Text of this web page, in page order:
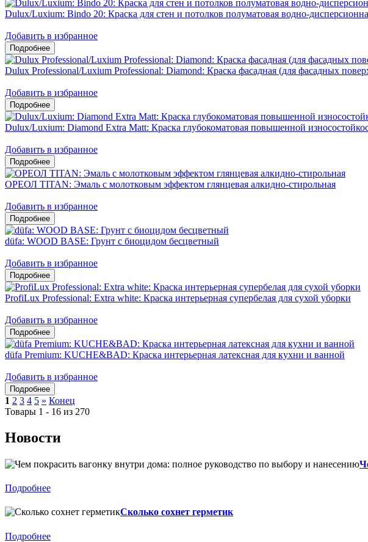
Dulux/Luxium: Bindo 20: Краска для стен и потолков полуматовая водно-
Добавить в избранное
Dulux Professional/Luxium Professional: Diamond: Краска фасадная (для фасадных
Добавить в избранное
Dulux/Luxium: Diamond Extra Matt: Краска глубокоматовая повышенной
Добавить в избранное
ОРЕОЛ TITAN: Эмаль с молотковым эффектом глянцевая алкидно-стирольная
Добавить в избранное
düfa: WOOD BASE: Грунт с биоцидом бесцветный
Добавить в избранное
ProfiLux Professional: Extra white: Краска интерьерная супербелая для сухой уборки
Добавить в избранное
düfa Premium: KUCHE&BAD: Краска интерьерная латексная для кухни и ванной
Добавить в избранное
1 2 3 4 5 » Конец
Товары 1 - 16 из 270
Новости
Подробнее
Сколько сохнет герметик
Подробнее